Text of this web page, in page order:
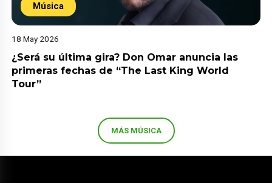
Música
18 May 2026
¿Será su última gira? Don Omar anuncia las
primeras fechas de “The Last King World
Tour”
MÁS MÚSICA